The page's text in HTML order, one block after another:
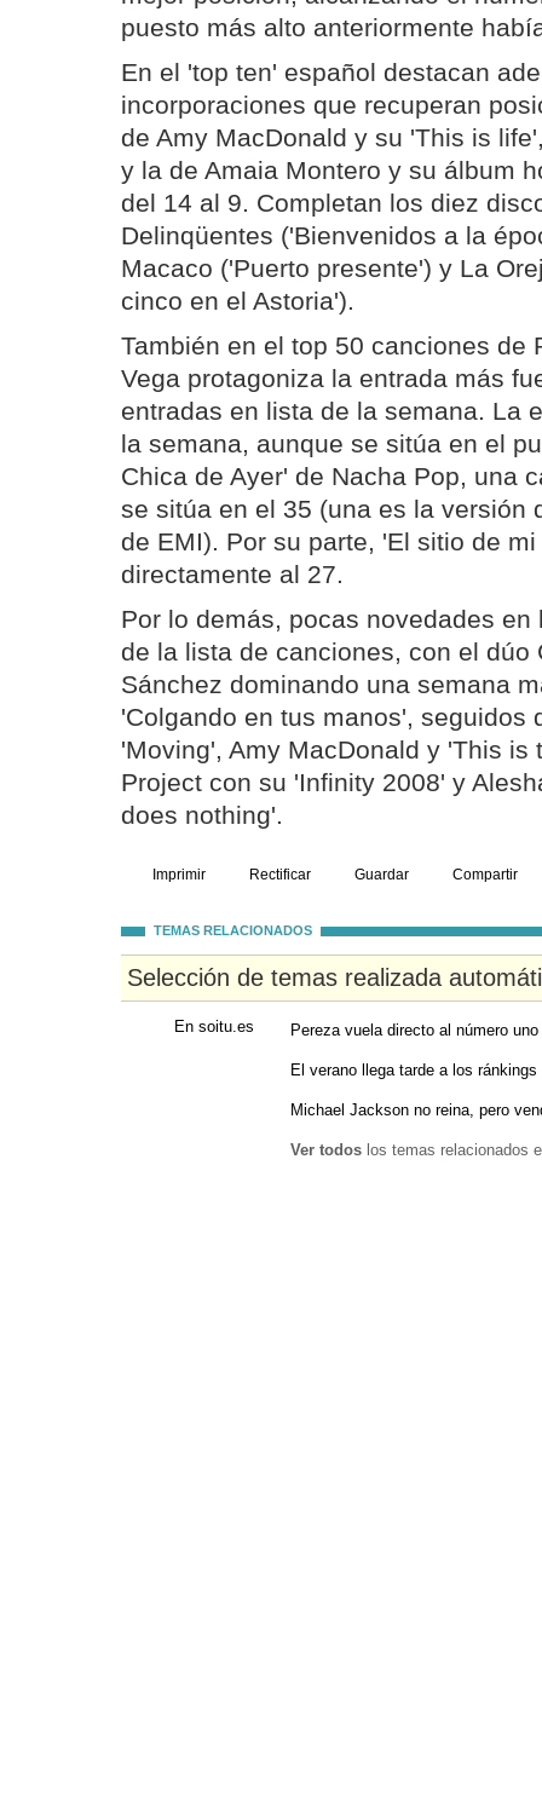
puesto más alto anteriormente
En el 'top ten' español destacan
incorporaciones que recuperan
de Amy MacDonald y su 'This is
y la de Amaia Montero y su álbum
del 14 al 9. Completan los diez
Delinqüentes ('Bienvenidos a la
Macaco ('Puerto presente') y La
cinco en el Astoria').
También en el top 50 canciones de
Vega protagoniza la entrada más
entradas en lista de la semana. La
la semana, aunque se sitúa en el
Chica de Ayer' de Nacha Pop, una
se sitúa en el 35 (una es la versión
de EMI). Por su parte, 'El sitio de
directamente al 27.
Por lo demás, pocas novedades
de la lista de canciones, con el dúo
Sánchez dominando una semana
'Colgando en tus manos', seguidos
'Moving', Amy MacDonald y 'This is
Project con su 'Infinity 2008' y
does nothing'.
Imprimir Rectificar Guardar Compartir
TEMAS RELACIONADOS
Selección de temas realizada
En soitu.es Pereza vuela directo al número
El verano llega tarde a los
Michael Jackson no reina, pero
Ver todos los temas relacionados